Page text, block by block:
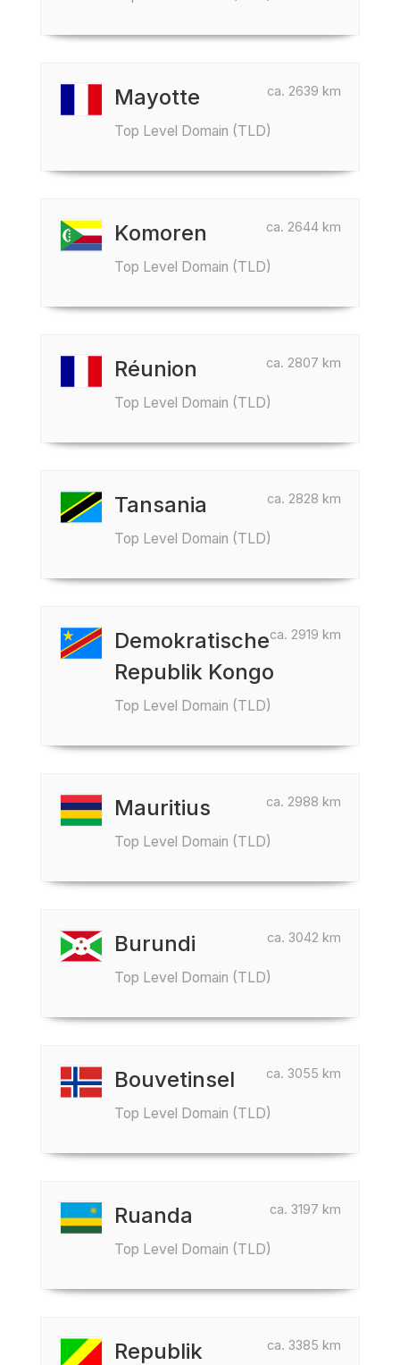
ca. 2639 km
Mayotte
Top Level Domain (TLD)
ca. 2644 km
Komoren
Top Level Domain (TLD)
ca. 2807 km
Réunion
Top Level Domain (TLD)
ca. 2828 km
Tansania
Top Level Domain (TLD)
ca. 2919 km
Demokratische
Republik Kongo
Top Level Domain (TLD)
ca. 2988 km
Mauritius
Top Level Domain (TLD)
ca. 3042 km
Burundi
Top Level Domain (TLD)
ca. 3055 km
Bouvetinsel
Top Level Domain (TLD)
ca. 3197 km
Ruanda
Top Level Domain (TLD)
ca. 3385 km
Republik